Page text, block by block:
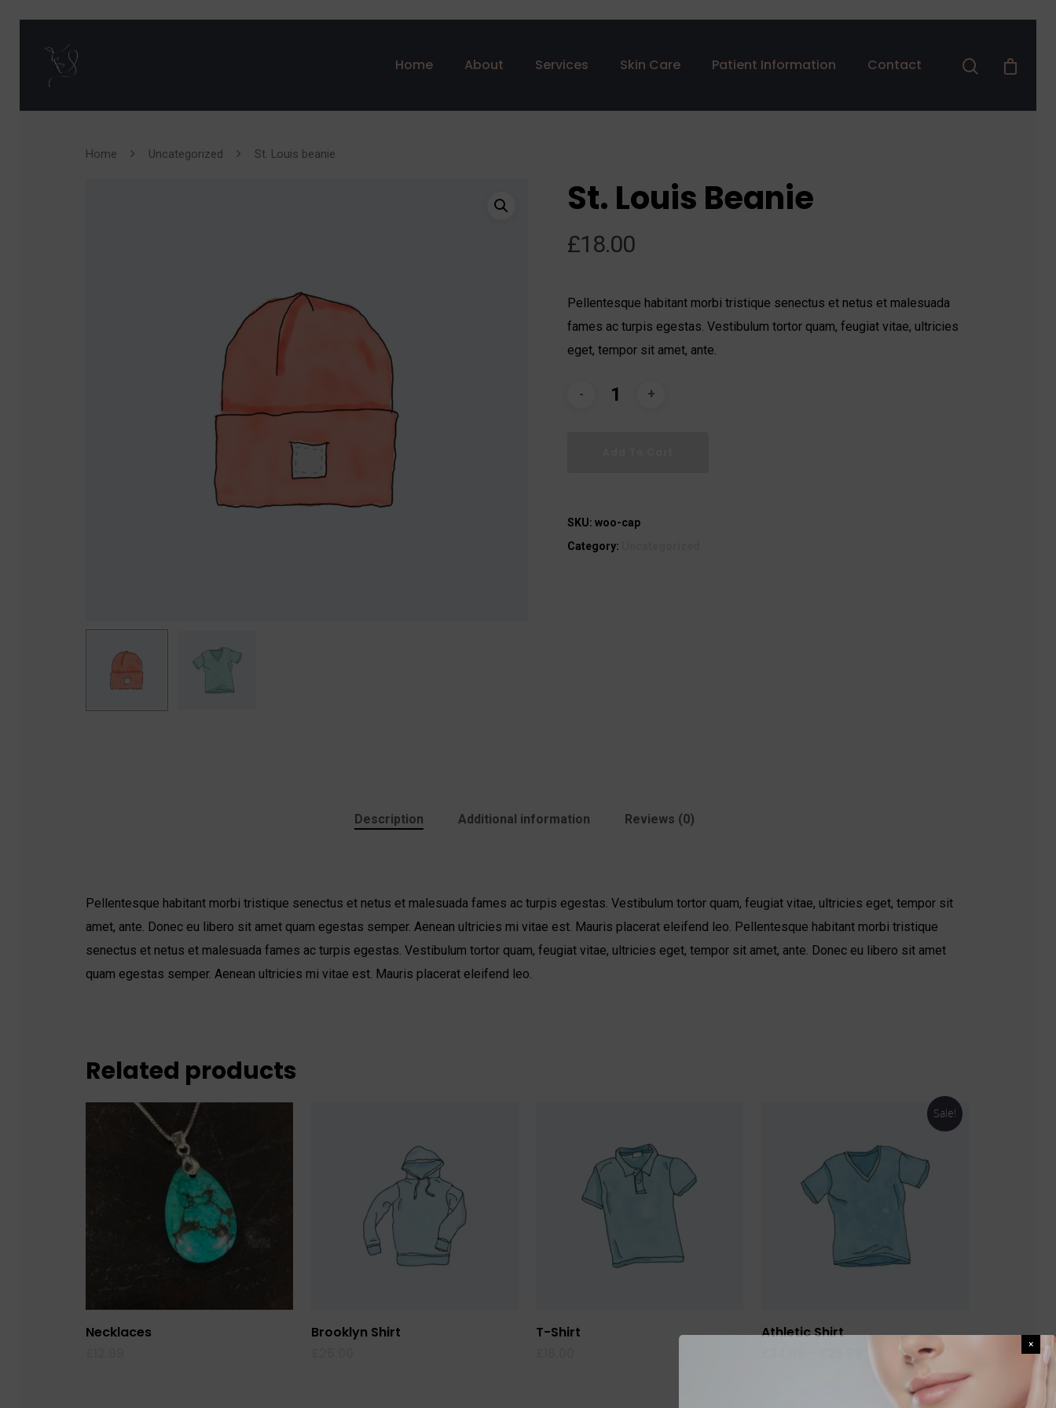
Hit enter to search or ESC to close
Home About Services Skin Care Patient Information Contact
Home Uncategorized St. Louis beanie
St. Louis Beanie
£18.00
Pellentesque habitant morbi tristique senectus et netus et malesuada
fames ac turpis egestas. Vestibulum tortor quam, feugiat vitae, ultricies
eget, tempor sit amet, ante.
SKU: woo-cap
Category:
Description Additional information Reviews (0)
Pellentesque habitant morbi tristique senectus et netus et malesuada fames ac turpis egestas. Vestibulum tortor quam, feugiat vitae, ultricies eget, tempor sit
amet, ante. Donec eu libero sit amet quam egestas semper. Aenean ultricies mi vitae est. Mauris placerat eleifend leo. Pellentesque habitant morbi tristique
senectus et netus et malesuada fames ac turpis egestas. Vestibulum tortor quam, feugiat vitae, ultricies eget, tempor sit amet, ante. Donec eu libero sit amet
quam egestas semper. Aenean ultricies mi vitae est. Mauris placerat eleifend leo.
Related products
Necklaces
Add To Cart
Brooklyn Shirt
Read More
T-Shirt
Sale!
Select Options
Athletic Shirt